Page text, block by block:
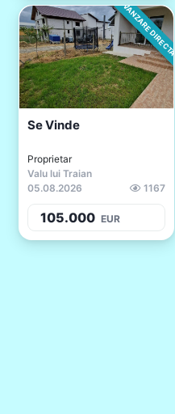
VANZARE DIRECTA
Se Vinde
Proprietar
Valu lui Traian
05.08.2026
1167
105.000 EUR